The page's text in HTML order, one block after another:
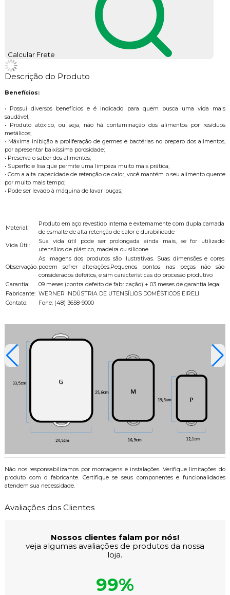
Calcular Frete
Descrição do Produto
Benefícios:
• Possui diversos benefícios e é indicado para quem busca uma vida mais
saudável;
• Produto atóxico, ou seja, não há contaminação dos alimentos por resíduos
metálicos;
• Máxima inibição a proliferação de germes e bactérias no preparo dos alimentos,
por apresentar baixíssima porosidade;
• Preserva o sabor dos alimentos;
• Superfície lisa que permite uma limpeza muito mais prática;
• Com a alta capacidade de retenção de calor, você mantém o seu alimento quente
por muito mais tempo;
• Pode ser levado à máquina de lavar louças;
Material:
Produto em aço revestido interna e externamente com dupla camada
de esmalte de alta retenção de calor e durabilidade
Vida Útil:
Sua vida útil pode ser prolongada ainda mais, se for utilizado
utensílios de plástico, madeira ou silicone
Observação:
As imagens dos produtos são ilustrativas. Suas dimensões e cores
podem sofrer alterações.Pequenos pontos nas peças não são
considerados defeitos, e sim características do processo produtivo
Garantia:
09 meses (contra defeito de fabricação) + 03 meses de garantia legal
Fabricante: WERNER INDÚSTRIA DE UTENSÍLIOS DOMÉSTICOS EIRELI
Contato:
Fone: (48) 3658-9000
Não nos responsabilizamos por montagens e instalações. Verifique limitações do
produto com o fabricante. Certifique se seus componentes e funcionalidades
atendem sua necessidade.
Avaliações dos Clientes
Nossos clientes falam por nós!
veja algumas avaliações de produtos da nossa
loja.
99%